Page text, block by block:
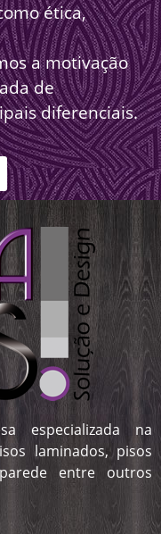
ética,
a motivação
de
diferenciais.
especializada na
laminados, pisos
entre outros